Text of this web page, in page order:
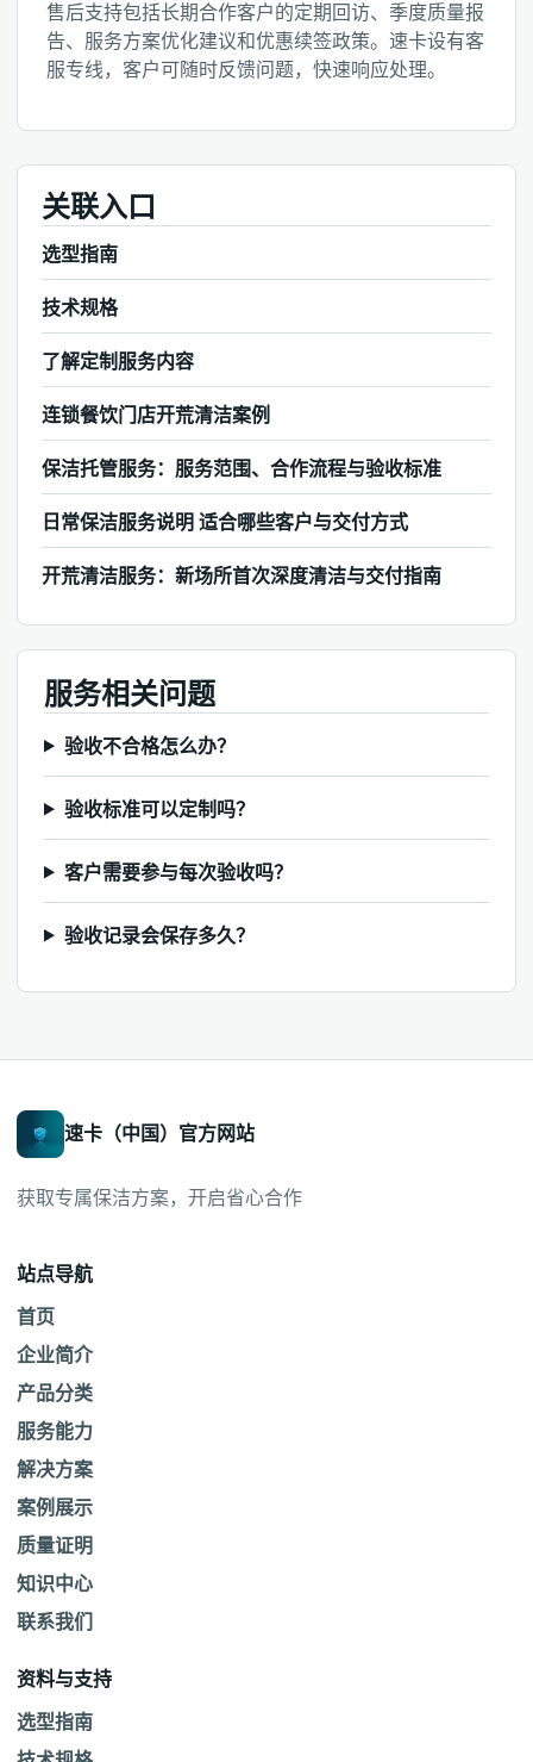
售后支持包括长期合作客户的定期回访、季度质量报
告、服务方案优化建议和优惠续签政策。速卡设有客
服专线，客户可随时反馈问题，快速响应处理。
关联入口
选型指南
技术规格
了解定制服务内容
连锁餐饮门店开荒清洁案例
保洁托管服务：服务范围、合作流程与验收标准
日常保洁服务说明 适合哪些客户与交付方式
开荒清洁服务：新场所首次深度清洁与交付指南
服务相关问题
验收不合格怎么办？
验收标准可以定制吗？
客户需要参与每次验收吗？
验收记录会保存多久？
速卡（中国）官方网站
获取专属保洁方案，开启省心合作
站点导航
首页
企业简介
产品分类
服务能力
解决方案
案例展示
质量证明
知识中心
联系我们
资料与支持
选型指南